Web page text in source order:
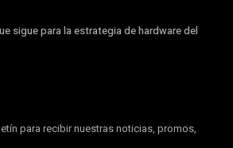
sigue para la estrategia de hardware del
para recibir nuestras noticias, promos,